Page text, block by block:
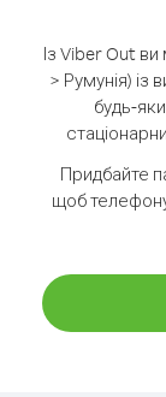
Із Viber Out
> Румунія) із
будь-
Придбайте
щоб